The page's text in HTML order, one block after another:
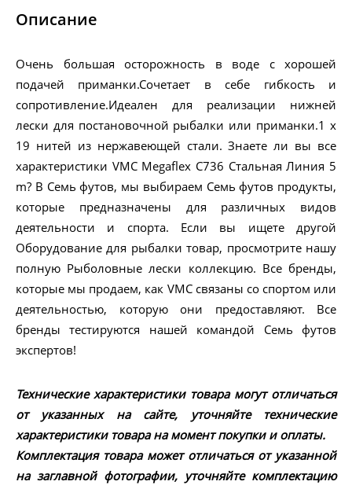
Описание
Очень большая осторожность в воде с хорошей
подачей приманки.Сочетает в себе гибкость и
сопротивление.Идеален для реализации нижней
лески для постановочной рыбалки или приманки.1 х
19 нитей из нержавеющей стали. Знаете ли вы все
характеристики VMC Megaflex C736 Стальная Линия 5
m? В Семь футов, мы выбираем Семь футов продукты,
которые предназначены для различных видов
деятельности и спорта. Если вы ищете другой
Оборудование для рыбалки товар, просмотрите нашу
полную Рыболовные лески коллекцию. Все бренды,
которые мы продаем, как VMC связаны со спортом или
деятельностью, которую они предоставляют. Все
бренды тестируются нашей командой Семь футов
экспертов!
Технические характеристики товара могут отличаться
от указанных на сайте, уточняйте технические
характеристики товара на момент покупки и оплаты.
Комплектация товара может отличаться от указанной
на заглавной фотографии, уточняйте комплектацию